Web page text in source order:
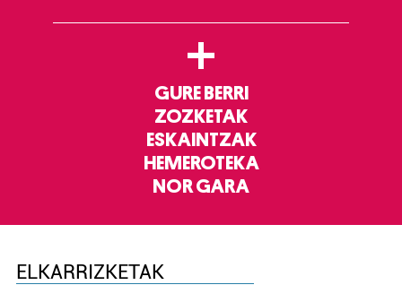
+
GURE BERRI
ZOZKETAK
ESKAINTZAK
HEMEROTEKA
NOR GARA
ELKARRIZKETAK